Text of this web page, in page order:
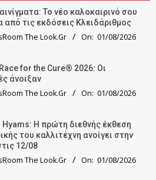
Το νέο καλοκαιρινό σου
από τις εκδόσεις Κλειδάριθμος
The Look.Gr On: 01/08/2026
for the Cure® 2026: Οι
άνοιξαν
The Look.Gr On: 01/08/2026
Hyams: Η πρώτη διεθνής έκθεση
του καλλιτέχνη ανοίγει στην
12/08
The Look.Gr On: 01/08/2026